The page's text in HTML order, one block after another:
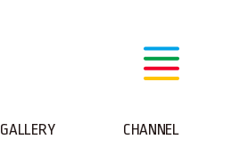
GALLERY CHANNEL